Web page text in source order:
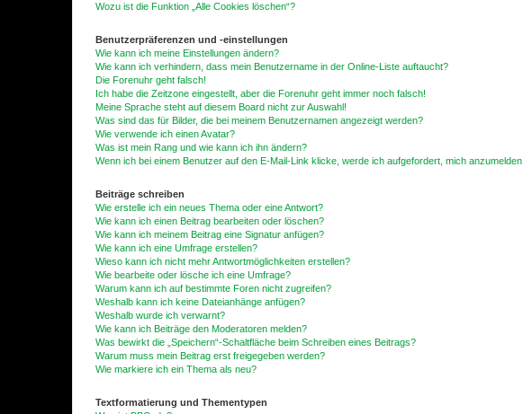
Wozu ist die Funktion „Alle Cookies löschen“?
Benutzerpräferenzen und -einstellungen
Wie kann ich meine Einstellungen ändern?
Wie kann ich verhindern, dass mein Benutzername in der Online-Liste auftaucht?
Die Forenuhr geht falsch!
Ich habe die Zeitzone eingestellt, aber die Forenuhr geht immer noch falsch!
Meine Sprache steht auf diesem Board nicht zur Auswahl!
Was sind das für Bilder, die bei meinem Benutzernamen angezeigt werden?
Wie verwende ich einen Avatar?
Was ist mein Rang und wie kann ich ihn ändern?
Wenn ich bei einem Benutzer auf den E-Mail-Link klicke, werde ich aufgefordert, mich anzumelden.
Beiträge schreiben
Wie erstelle ich ein neues Thema oder eine Antwort?
Wie kann ich einen Beitrag bearbeiten oder löschen?
Wie kann ich meinem Beitrag eine Signatur anfügen?
Wie kann ich eine Umfrage erstellen?
Wieso kann ich nicht mehr Antwortmöglichkeiten erstellen?
Wie bearbeite oder lösche ich eine Umfrage?
Warum kann ich auf bestimmte Foren nicht zugreifen?
Weshalb kann ich keine Dateianhänge anfügen?
Weshalb wurde ich verwarnt?
Wie kann ich Beiträge den Moderatoren melden?
Was bewirkt die „Speichern“-Schaltfläche beim Schreiben eines Beitrags?
Warum muss mein Beitrag erst freigegeben werden?
Wie markiere ich ein Thema als neu?
Textformatierung und Thementypen